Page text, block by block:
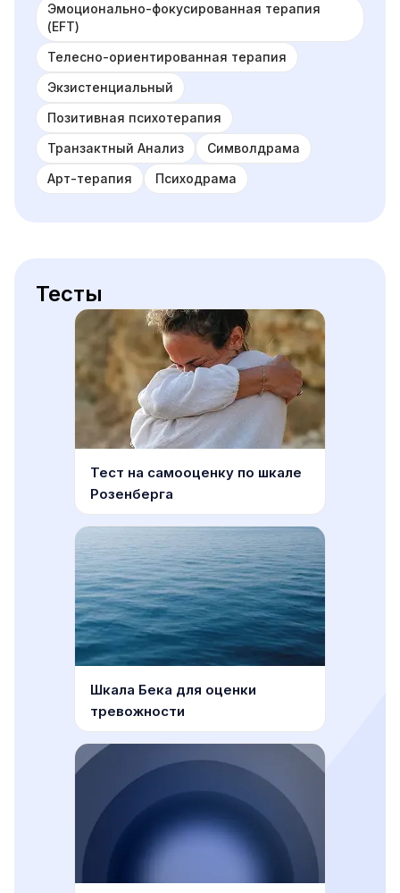
Эмоционально-фокусированная терапия
(EFT)
Телесно-ориентированная терапия
Экзистенциальный
Позитивная психотерапия
Транзактный Анализ
Символдрама
Арт-терапия
Психодрама
Тесты
Тест на самооценку по шкале
Розенберга
Шкала Бека для оценки
тревожности